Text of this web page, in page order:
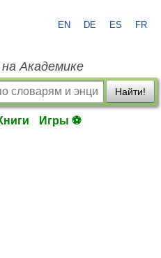
EN DE ES FR
Академике
Найти!
Игры ⚽